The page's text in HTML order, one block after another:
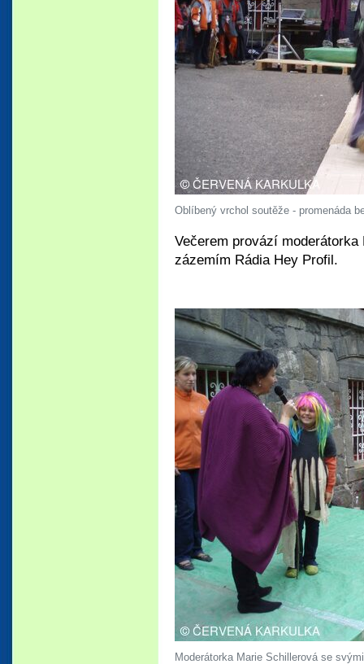
Oblíbený vrchol soutěže - promenáda
Večerem provází
zázemím Rádia Hey Profil.
Moderátorka Marie Schillerová se